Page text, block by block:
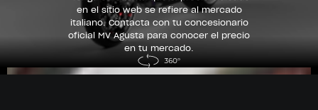
en el sitio web se refiere al mercado
italiano. Contacta con tu concesionario
oficial MV Agusta para conocer el precio
en tu mercado.